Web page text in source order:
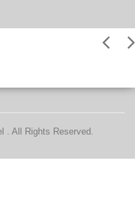
. All Rights Reserved.